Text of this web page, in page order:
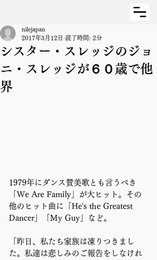
シスター・スレッジのジョ
ニ・スレッジが６０歳で他
界
nilejapan
2017年3月12日 読了時間: 2分
1979年にダンス賛美歌とも言うべき
「We Are Family」が大ヒット。その
他のヒット曲に「He's the Greatest
Dancer」「My Guy」など。
「昨日、私たち家族は凍りつきまし
た。私達は悲しみのご報告をしなけれ